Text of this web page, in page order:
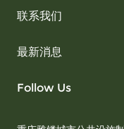
联系我们
最新消息
Follow Us